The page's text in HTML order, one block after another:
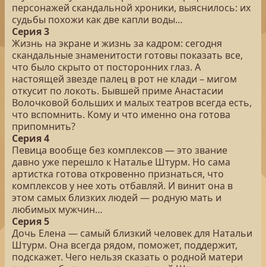
персонажей скандальной хроники, выяснилось: их
судьбы похожи как две капли воды…
Серия 3
Жизнь на экране и жизнь за кадром: сегодня
скандальные знаменитости готовы показать все,
что было скрыто от посторонних глаз. А
настоящей звезде палец в рот не клади – мигом
откусит по локоть. Бывшей приме Анастасии
Волочковой больших и малых театров всегда есть,
что вспомнить. Кому и что именно она готова
припомнить?
Серия 4
Певица вообще без комплексов — это звание
давно уже перешло к Наталье Штурм. Но сама
артистка готова откровенно признаться, что
комплексов у нее хоть отбавляй. И винит она в
этом самых близких людей — родную мать и
любимых мужчин…
Серия 5
Дочь Елена — самый близкий человек для Натальи
Штурм. Она всегда рядом, поможет, поддержит,
подскажет. Чего нельзя сказать о родной матери